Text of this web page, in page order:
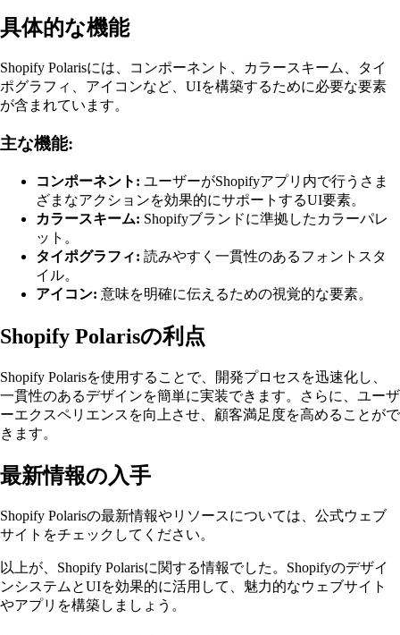
具体的な機能
Shopify Polarisには、コンポーネント、カラースキーム、タイ
ポグラフィ、アイコンなど、UIを構築するために必要な要素
が含まれています。
主な機能:
コンポーネント: ユーザーがShopifyアプリ内で行うさま
ざまなアクションを効果的にサポートするUI要素。
カラースキーム: Shopifyブランドに準拠したカラーパレ
ット。
タイポグラフィ: 読みやすく一貫性のあるフォントスタ
イル。
アイコン: 意味を明確に伝えるための視覚的な要素。
Shopify Polarisの利点
Shopify Polarisを使用することで、開発プロセスを迅速化し、
一貫性のあるデザインを簡単に実装できます。さらに、ユーザ
ーエクスペリエンスを向上させ、顧客満足度を高めることがで
きます。
最新情報の入手
Shopify Polarisの最新情報やリソースについては、公式ウェブ
サイトをチェックしてください。
以上が、Shopify Polarisに関する情報でした。Shopifyのデザイ
ンシステムとUIを効果的に活用して、魅力的なウェブサイト
やアプリを構築しましょう。